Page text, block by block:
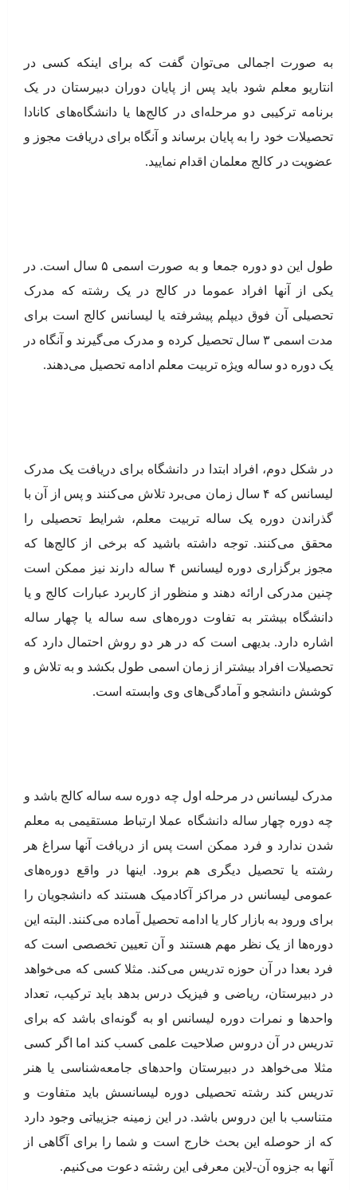
به صورت اجمالی می‌توان گفت که برای اینکه کسی در
انتاریو معلم شود باید پس از پایان دوران دبیرستان در یک
برنامه ترکیبی دو مرحله‌ای در کالج‌ها یا دانشگاه‌های کانادا
تحصیلات خود را به پایان برساند و آنگاه برای دریافت مجوز و
عضویت در کالج معلمان اقدام نمایید.
طول این دو دوره جمعا و به صورت اسمی ۵ سال است. در
یکی از آنها افراد عموما در کالج در یک رشته که مدرک
تحصیلی آن فوق دیپلم پیشرفته یا لیسانس کالج است برای
مدت اسمی ۳ سال تحصیل کرده و مدرک می‌گیرند و آنگاه در
یک دوره دو ساله ویژه تربیت معلم ادامه تحصیل می‌دهند.
در شکل دوم، افراد ابتدا در دانشگاه برای دریافت یک مدرک
لیسانس که ۴ سال زمان می‌برد تلاش می‌کنند و پس از آن با
گذراندن دوره یک ساله تربیت معلم، شرایط تحصیلی را
محقق می‌کنند. توجه داشته باشید که برخی از کالج‌ها که
مجوز برگزاری دوره لیسانس ۴ ساله دارند نیز ممکن است
چنین مدرکی ارائه دهند و منظور از کاربرد عبارات کالج و یا
دانشگاه بیشتر به تفاوت دوره‌های سه ساله یا چهار ساله
اشاره دارد. بدیهی است که در هر دو روش احتمال دارد که
تحصیلات افراد بیشتر از زمان اسمی طول بکشد و به تلاش و
کوشش دانشجو و آمادگی‌های وی وابسته است.
مدرک لیسانس در مرحله اول چه دوره سه ساله کالج باشد و
چه دوره چهار ساله دانشگاه عملا ارتباط مستقیمی به معلم
شدن ندارد و فرد ممکن است پس از دریافت آنها سراغ هر
رشته یا تحصیل دیگری هم برود. اینها در واقع دوره‌های
عمومی لیسانس در مراکز آکادمیک هستند که دانشجویان را
برای ورود به بازار کار یا ادامه تحصیل آماده می‌کنند. البته این
دوره‌ها از یک نظر مهم هستند و آن تعیین تخصصی است که
فرد بعدا در آن حوزه تدریس می‌کند. مثلا کسی که می‌خواهد
در دبیرستان، ریاضی و فیزیک درس بدهد باید ترکیب، تعداد
واحدها و نمرات دوره لیسانس او به گونه‌ای باشد که برای
تدریس در آن دروس صلاحیت علمی کسب کند اما اگر کسی
مثلا می‌خواهد در دبیرستان واحدهای جامعه‌شناسی یا هنر
تدریس کند رشته تحصیلی دوره لیسانسش باید متفاوت و
متناسب با این دروس باشد. در این زمینه جزییاتی وجود دارد
که از حوصله این بحث خارج است و شما را برای آگاهی از
آنها به جزوه آن-لاین معرفی این رشته دعوت می‌کنیم.